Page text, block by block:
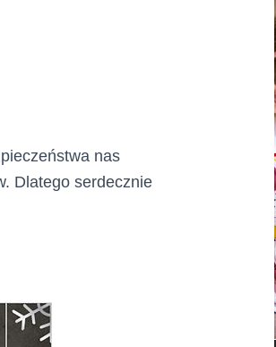
nas
Dlatego serdecznie